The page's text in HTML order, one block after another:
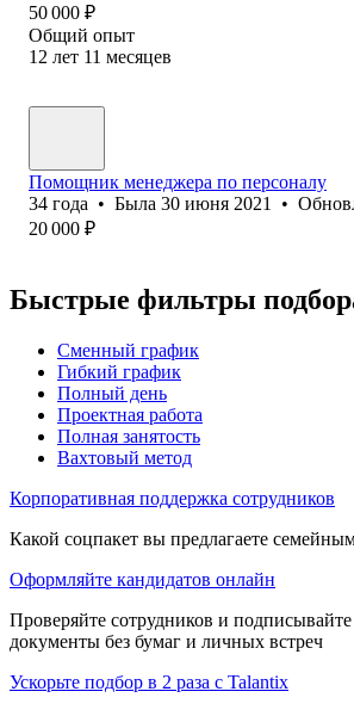
50 000 ₽
Общий опыт
12 лет 11 месяцев
Помощник менеджера по персоналу
34 года • Была 30 июня 2021 •
20 000 ₽
Быстрые фильтры
Сменный график
Гибкий график
Полный день
Проектная работа
Полная занятость
Вахтовый метод
Корпоративная поддержка сотрудников
Какой соцпакет вы предлагаете
Оформляйте кандидатов онлайн
Проверяйте сотрудников и
документы без бумаг и личных встреч
Ускорьте подбор в 2 раза с Talantix